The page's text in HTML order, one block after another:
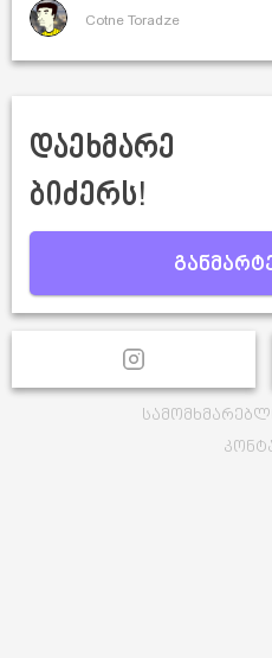
Cotne Toradze
დაეხმარე
ბიძერს!